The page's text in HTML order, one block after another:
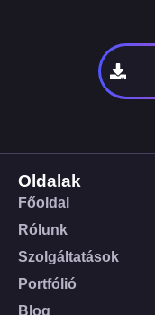
Oldalak
Főoldal
Rólunk
Szolgáltatások
Portfólió
Blog